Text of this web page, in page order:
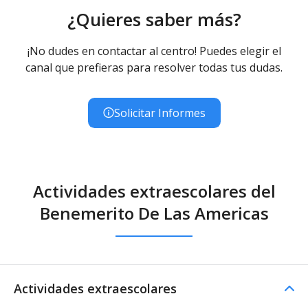
¿Quieres saber más?
¡No dudes en contactar al centro! Puedes elegir el
canal que prefieras para resolver todas tus dudas.
Solicitar Informes
Actividades extraescolares del
Benemerito De Las Americas
Actividades extraescolares